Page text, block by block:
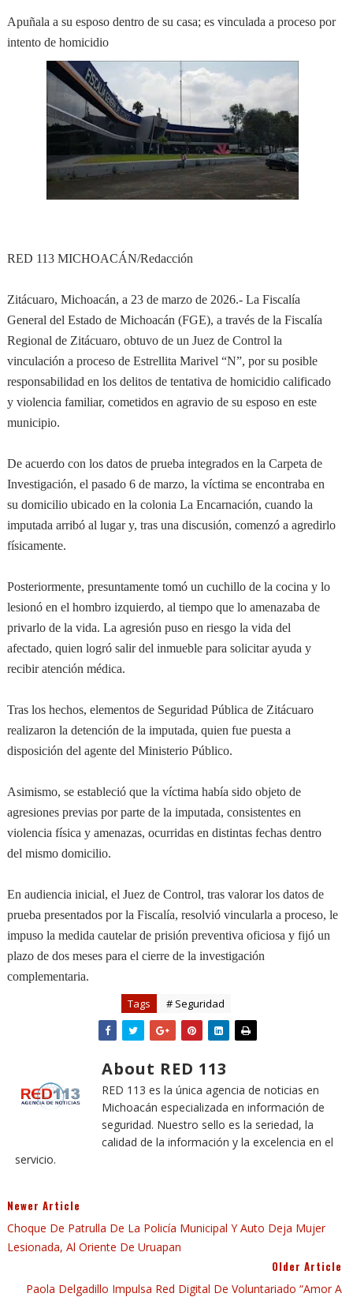
Apuñala a su esposo dentro de su casa; es vinculada a proceso por
intento de homicidio
RED 113 MICHOACÁN/Redacción
Zitácuaro, Michoacán, a 23 de marzo de 2026.- La Fiscalía
General del Estado de Michoacán (FGE), a través de la Fiscalía
Regional de Zitácuaro, obtuvo de un Juez de Control la
vinculación a proceso de Estrellita Marivel “N”, por su posible
responsabilidad en los delitos de tentativa de homicidio calificado
y violencia familiar, cometidos en agravio de su esposo en este
municipio.
De acuerdo con los datos de prueba integrados en la Carpeta de
Investigación, el pasado 6 de marzo, la víctima se encontraba en
su domicilio ubicado en la colonia La Encarnación, cuando la
imputada arribó al lugar y, tras una discusión, comenzó a agredirlo
físicamente.
Posteriormente, presuntamente tomó un cuchillo de la cocina y lo
lesionó en el hombro izquierdo, al tiempo que lo amenazaba de
privarlo de la vida. La agresión puso en riesgo la vida del
afectado, quien logró salir del inmueble para solicitar ayuda y
recibir atención médica.
Tras los hechos, elementos de Seguridad Pública de Zitácuaro
realizaron la detención de la imputada, quien fue puesta a
disposición del agente del Ministerio Público.
Asimismo, se estableció que la víctima había sido objeto de
agresiones previas por parte de la imputada, consistentes en
violencia física y amenazas, ocurridas en distintas fechas dentro
del mismo domicilio.
En audiencia inicial, el Juez de Control, tras valorar los datos de
prueba presentados por la Fiscalía, resolvió vincularla a proceso, le
impuso la medida cautelar de prisión preventiva oficiosa y fijó un
plazo de dos meses para el cierre de la investigación
complementaria.
Tags # Seguridad
About RED 113
RED 113 es la única agencia de noticias en
Michoacán especializada en información de
seguridad. Nuestro sello es la seriedad, la
calidad de la información y la excelencia en el
servicio.
Newer Article
Choque De Patrulla De La Policía Municipal Y Auto Deja Mujer
Lesionada, Al Oriente De Uruapan
Older Article
Paola Delgadillo Impulsa Red Digital De Voluntariado “Amor A